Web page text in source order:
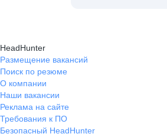
HeadHunter
Размещение вакансий
Поиск по резюме
О компании
Наши вакансии
Реклама на сайте
Требования к ПО
Безопасный HeadHunter